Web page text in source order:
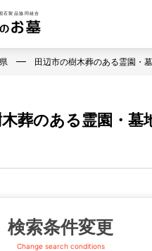
田辺市の樹木葬のある霊園・
葬のある霊園・墓
検索条件変更
Change search conditions